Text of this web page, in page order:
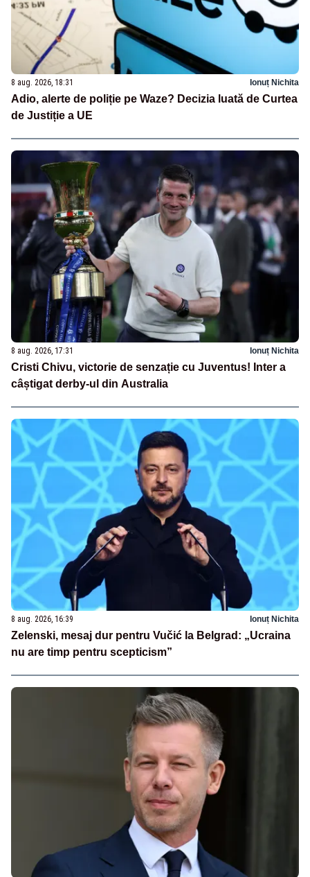
8 aug. 2026, 18:31 Ionuț Nichita
Adio, alerte de poliție pe Waze? Decizia luată de Curtea
de Justiție a UE
8 aug. 2026, 17:31 Ionuț Nichita
Cristi Chivu, victorie de senzație cu Juventus! Inter a
câștigat derby-ul din Australia
8 aug. 2026, 16:39 Ionuț Nichita
Zelenski, mesaj dur pentru Vučić la Belgrad: „Ucraina
nu are timp pentru scepticism”